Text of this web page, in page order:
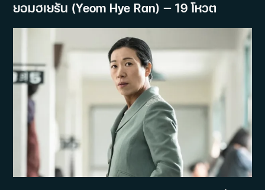
ยอมฮเยรัน (Yeom Hye Ran) — 19 โหวต